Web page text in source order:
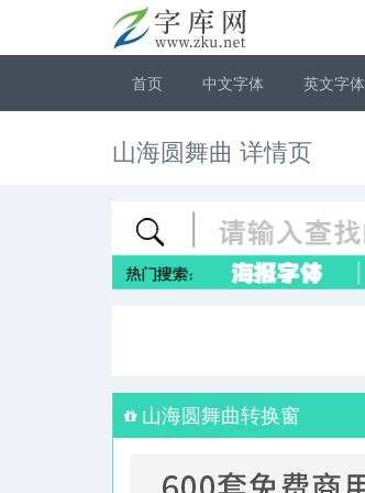
首页 中文字体 英文字体
山海圆舞曲 详情页
山海圆舞曲转换窗